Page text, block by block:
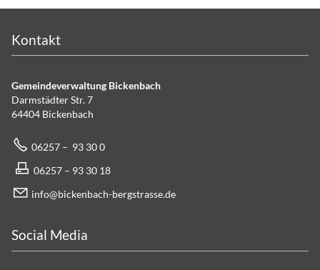
Kontakt
Gemeindeverwaltung Bickenbach
Darmstädter Str. 7
64404 Bickenbach
06257 – 93 30 0
06257 – 93 30 18
info@bickenbach-bergstrasse.de
Social Media